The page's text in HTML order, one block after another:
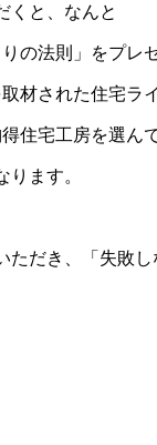
くと、なんと
の法則」をプレ
材された住宅ラ
住宅工房を選ん
ます。
ただき、「失敗